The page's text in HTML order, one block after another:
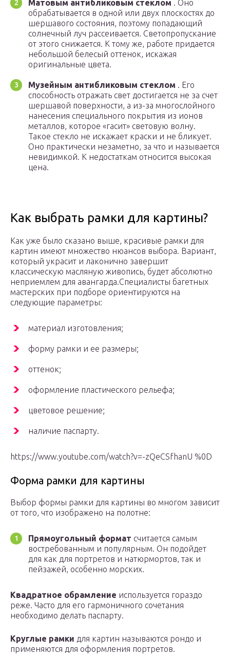
Матовым антибликовым стеклом . Оно
обрабатывается в одной или двух плоскостях до
шершавого состояния, поэтому попадающий
солнечный луч рассеивается. Светопропускание
от этого снижается. К тому же, работе придается
небольшой белесый оттенок, искажая
оригинальные цвета.
Музейным антибликовым стеклом . Его
способность отражать свет достигается не за счет
шершавой поверхности, а из-за многослойного
нанесения специального покрытия из ионов
металлов, которое «гасит» световую волну.
Такое стекло не искажает краски и не бликует.
Оно практически незаметно, за что и называется
невидимкой. К недостаткам относится высокая
цена.
Как выбрать рамки для картины?
Как уже было сказано выше, красивые рамки для
картин имеют множество нюансов выбора. Вариант,
который украсит и лаконично завершит
классическую масляную живопись, будет абсолютно
неприемлем для авангарда.Специалисты багетных
мастерских при подборе ориентируются на
следующие параметры:
материал изготовления;
форму рамки и ее размеры;
оттенок;
оформление пластического рельефа;
цветовое решение;
наличие паспарту.
https://www.youtube.com/watch?v=-zQeCSfhanU %0D
Форма рамки для картины
Выбор формы рамки для картины во многом зависит
от того, что изображено на полотне:
Прямоугольный формат считается самым
востребованным и популярным. Он подойдет
для как для портретов и натюрмортов, так и
пейзажей, особенно морских.
Квадратное обрамление используется гораздо
реже. Часто для его гармоничного сочетания
необходимо делать паспарту.
Круглые рамки для картин называются рондо и
применяются для оформления портретов.